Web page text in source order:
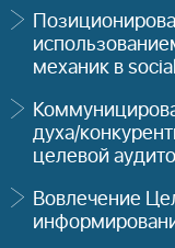
механик в
духа/
целевой
Вовлечение